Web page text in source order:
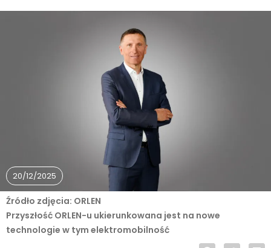
20/12/2025
Przyszłość ORLEN-u ukierunkowana jest na nowe
technologie w tym elektromobilność
Źródło zdjęcia: ORLEN